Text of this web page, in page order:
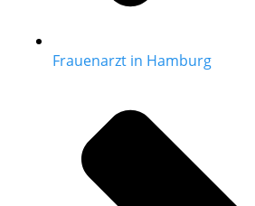
Frauenarzt in Hamburg